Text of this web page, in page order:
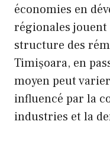
économies en
régionales
structure des
Timișoara, en
moyen peut
influencé par la
industries et la